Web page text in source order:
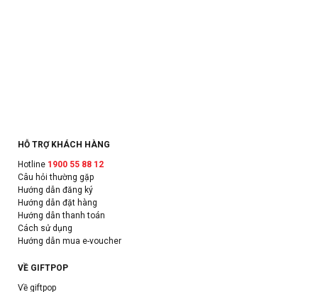
HỖ TRỢ KHÁCH HÀNG
Hotline 1900 55 88 12
Câu hỏi thường gặp
Hướng dẫn đăng ký
Hướng dẫn đặt hàng
Hướng dẫn thanh toán
Cách sử dụng
Hướng dẫn mua e-voucher
VỀ GIFTPOP
Về giftpop